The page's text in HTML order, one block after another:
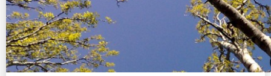
Zoznam blogov
Komerčné blogy